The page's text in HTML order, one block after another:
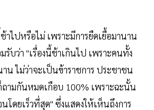
าไปหรือไม่ เพราะมีการยืดเยื้อมานาน
รับว่า "เรื่องนี้ช้าเกินไป เพราะคนทั้ง
น ไม่ว่าจะเป็นข้าราชการ ประชาชน
ถามกันหมดเกือบ 100% เพราะฉะนั้น
โดยเร็วที่สุด" ซึ่งแสดงให้เห็นถึงการ